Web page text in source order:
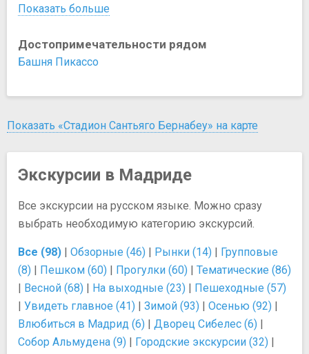
Показать больше
Достопримечательности рядом
Башня Пикассо
Показать «Стадион Сантьяго Бернабеу» на карте
Экскурсии в Мадриде
Все экскурсии на русском языке. Можно сразу
выбрать необходимую категорию экскурсий.
Все (98) | Обзорные (46) | Рынки (14) | Групповые
(8) | Пешком (60) | Прогулки (60) | Тематические (86)
| Весной (68) | На выходные (23) | Пешеходные (57)
| Увидеть главное (41) | Зимой (93) | Осенью (92) |
Влюбиться в Мадрид (6) | Дворец Сибелес (6) |
Собор Альмудена (9) | Городские экскурсии (32) |